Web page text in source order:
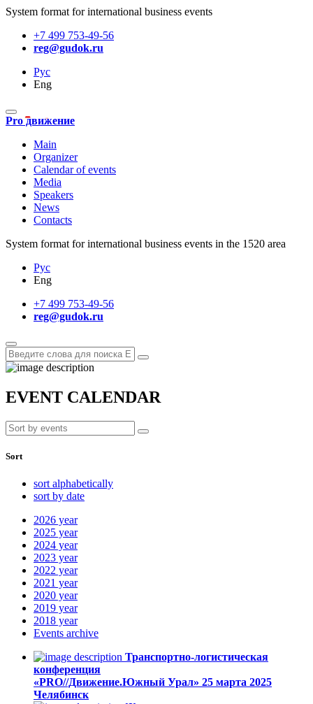
System format for international business events
+7 499 753-49-56
reg@gudok.ru
Рус
Eng
Pro движение
Main
Organizer
Calendar of events
Media
Speakers
News
Contacts
System format for international business events in the 1520 area
Рус
Eng
+7 499 753-49-56
reg@gudok.ru
EVENT CALENDAR
Sort
sort alphabetically
sort by date
2026 year
2025 year
2024 year
2023 year
2022 year
2021 year
2020 year
2019 year
2018 year
Events archive
Транспортно-логистическая
конференция
«PRO//Движение.Южный Урал» 25 марта 2025
Челябинск